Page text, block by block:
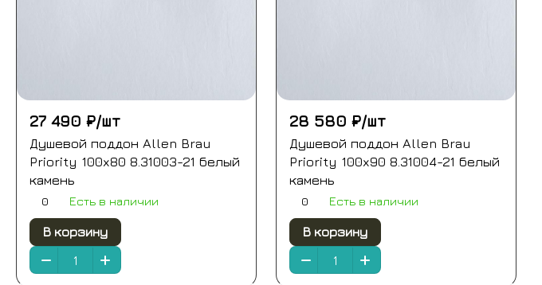
27 490 ₽/шт
Душевой поддон Allen Brau
Priority 100x80 8.31003-21 белый
камень
0 Есть в наличии
В корзину
28 580 ₽/шт
Душевой поддон Allen Brau
Priority 100x90 8.31004-21 белый
камень
0 Есть в наличии
В корзину